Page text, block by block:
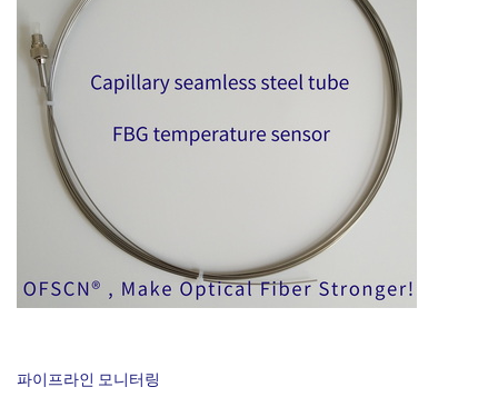
파이프라인 모니터링